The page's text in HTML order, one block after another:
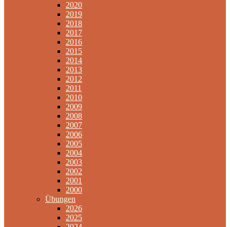
2020
2019
2018
2017
2016
2015
2014
2013
2012
2011
2010
2009
2008
2007
2006
2005
2004
2003
2002
2001
2000
Übungen
2026
2025